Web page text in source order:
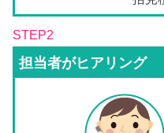
STEP2
担当者がヒアリング